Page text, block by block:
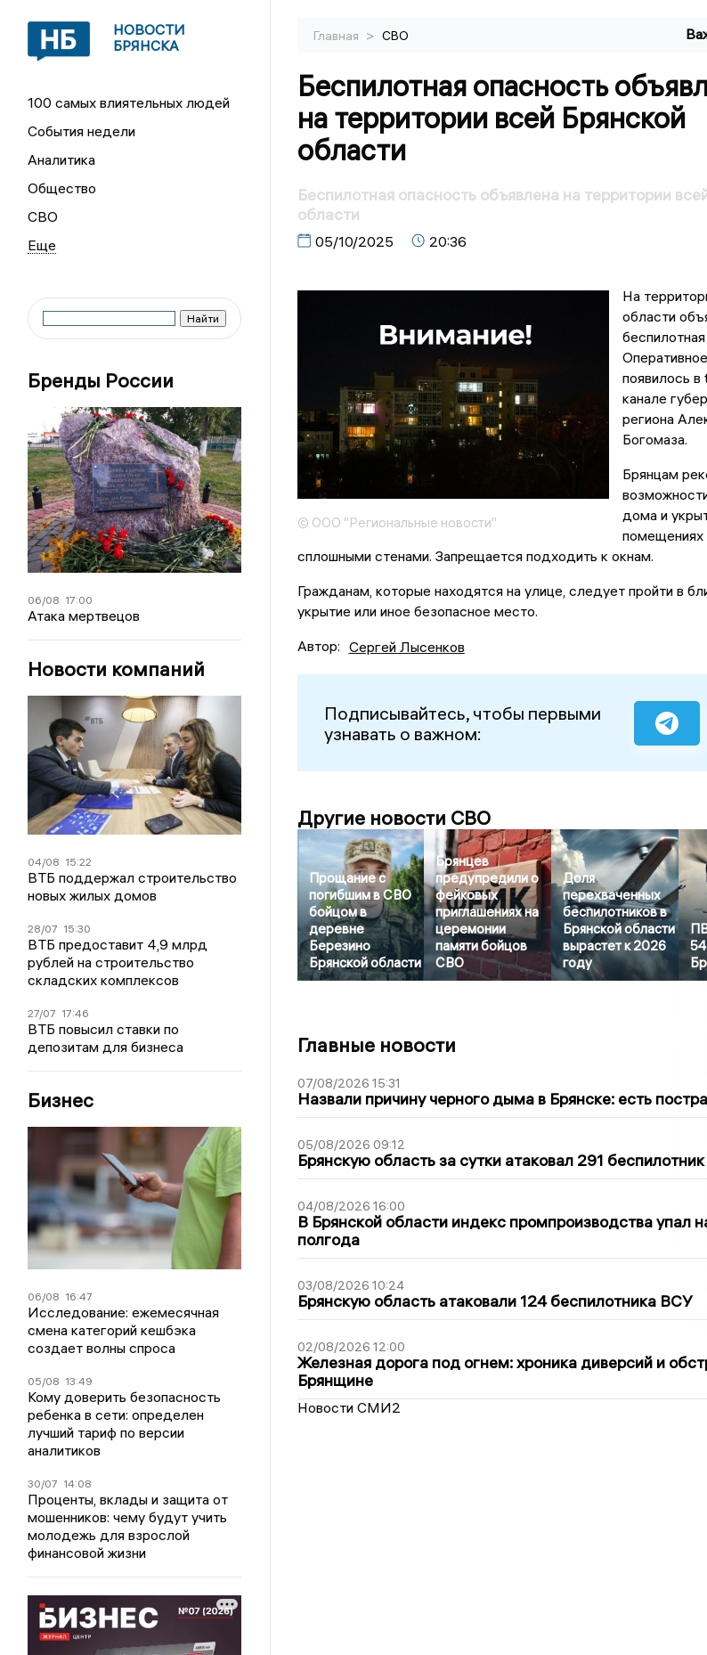
НОВОСТИ
БРЯНСКА
100 самых влиятельных людей
События недели
Аналитика
Общество
СВО
Бренды России
06/08 17:00
Атака мертвецов
Новости компаний
04/08 15:22
ВТБ поддержал строительство
новых жилых домов
28/07 15:30
ВТБ предоставит 4,9 млрд
рублей на строительство
складских комплексов
27/07 17:46
ВТБ повысил ставки по
депозитам для бизнеса
Бизнес
06/08 16:47
Исследование: ежемесячная
смена категорий кешбэка
создает волны спроса
05/08 13:49
Кому доверить безопасность
ребенка в сети: определен
лучший тариф по версии
аналитиков
30/07 14:08
Проценты, вклады и защита от
мошенников: чему будут учить
молодежь для взрослой
финансовой жизни
Главная > СВО
Беспилотная опасность
на территории всей Брянской
области
Беспилотная опасность объявлена на территории
области
05/10/2025 20:36
© ООО "Региональные новости"
На
области
появилось в
канале
региона
Богомаза.
Брянцам
дома и
помещениях
сплошными стенами. Запрещается подходить к окнам.
Гражданам, которые находятся на улице, следует пройти в
укрытие или иное безопасное место.
Автор: Сергей Лысенков
Подписывайтесь, чтобы первыми
узнавать о важном:
Другие новости СВО
Прощание с
погибшим в СВО
бойцом в
деревне
Березино
Брянской области
Брянцев
предупредили о
фейковых
приглашениях на
церемонии
памяти бойцов
СВО
Доля
перехваченных
беспилотников в
Брянской области
вырастет к 2026
году
Главные новости
07/08/2026 15:31
Назвали причину черного дыма в Брянске: есть
05/08/2026 09:12
Брянскую область за сутки атаковал 291 беспилотник
04/08/2026 16:00
В Брянской области индекс промпроизводства упал
полгода
03/08/2026 10:24
Брянскую область атаковали 124 беспилотника ВСУ
02/08/2026 12:00
Железная дорога под огнем: хроника диверсий и
Брянщине
Новости СМИ2